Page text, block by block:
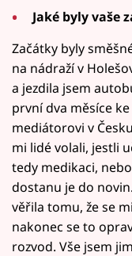
Jaké byly vaše
Začátky byly
na nádraží v
a jezdila jsem
první dva měsíce
mediátorovi v
mi lidé volali, jestli
tedy medikaci,
dostanu je do
věřila tomu, že se
nakonec se to
rozvod. Vše jsem